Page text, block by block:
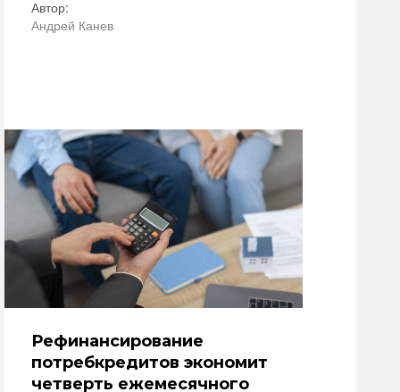
Автор:
Андрей Канев
Рефинансирование
потребкредитов экономит
четверть ежемесячного